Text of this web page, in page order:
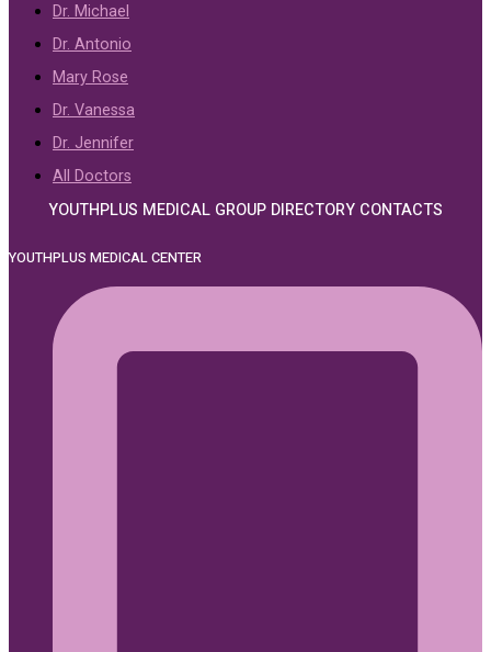
Dr. Michael
Dr. Antonio
Mary Rose
Dr. Vanessa
Dr. Jennifer
All Doctors
YOUTHPLUS MEDICAL GROUP DIRECTORY CONTACTS
YOUTHPLUS MEDICAL CENTER